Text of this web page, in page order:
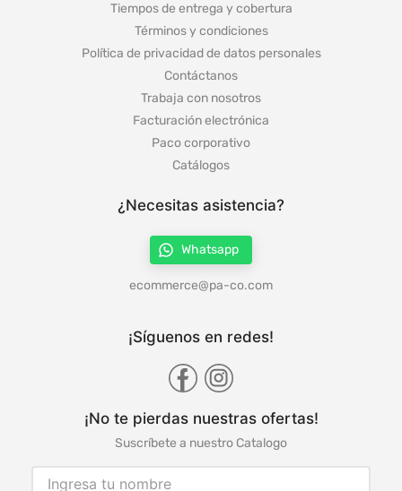
Tiempos de entrega y cobertura
Términos y condiciones
Política de privacidad de datos personales
Contáctanos
Trabaja con nosotros
Facturación electrónica
Paco corporativo
Catálogos
¿Necesitas asistencia?
Whatsapp
ecommerce@pa-co.com
¡Síguenos en redes!
¡No te pierdas nuestras ofertas!
Suscríbete a nuestro Catalogo